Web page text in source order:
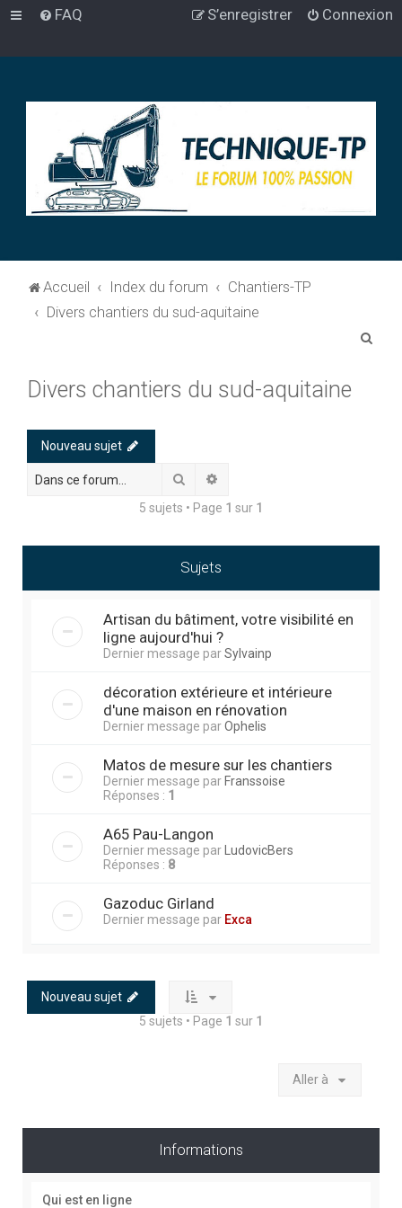
FAQ Connexion
S’enregistrer
Accueil Index du forum
Chantiers-TP
Divers chantiers du sud-aquitaine
Divers chantiers du sud-aquitaine
Nouveau sujet
Rechercher
5 sujets • Page 1 sur 1
Sujets
Artisan du bâtiment, votre visibilité en
ligne aujourd'hui ?
Dernier message parSylvainp
décoration extérieure et intérieure
d'une maison en rénovation
Dernier message parOphelis
Matos de mesure sur les chantiers
Dernier message par Franssoise
Réponses : 1
A65 Pau-Langon
Dernier message par
LudovicBers
Réponses : 8
Gazoduc Girland
Dernier message par Exca
Nouveau sujet
5 sujets • Page 1 sur 1
Aller à
Informations
Qui est en ligne